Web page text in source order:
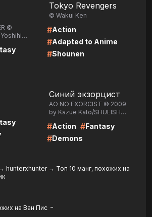
©
Tokyo Revengers
© Wakui Ken
#Action
#Adapted to Anime
#Shounen
Синий экзорцист
AO NO EXORCIST © 2009
by Kazue Kato/SHUEISHA
#Action #Fantasy
#Demons
→ hunterxhunter→ Топ 10 манг, похожих на
на Ван Пис -